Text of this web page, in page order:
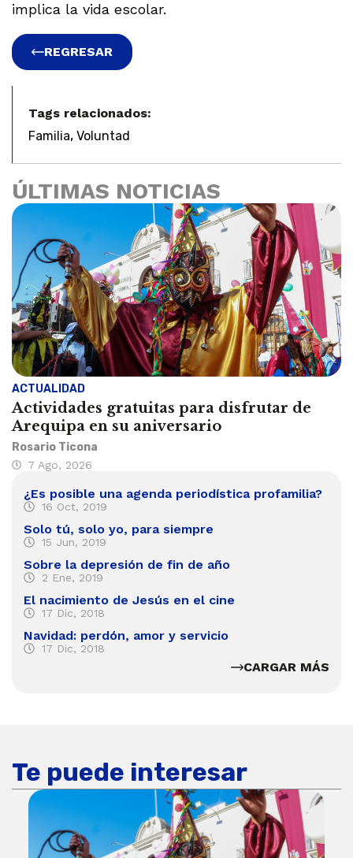
implica la vida escolar.
REGRESAR
Tags relacionados:
Familia, Voluntad
ÚLTIMAS NOTICIAS
ACTUALIDAD
Actividades gratuitas para disfrutar de
Arequipa en su aniversario
Rosario Ticona
7 Ago, 2026
¿Es posible una agenda periodística profamilia?
16 Oct, 2019
Solo tú, solo yo, para siempre
15 Jun, 2019
Sobre la depresión de fin de año
2 Ene, 2019
El nacimiento de Jesús en el cine
17 Dic, 2018
Navidad: perdón, amor y servicio
17 Dic, 2018
CARGAR MÁS
Te puede interesar